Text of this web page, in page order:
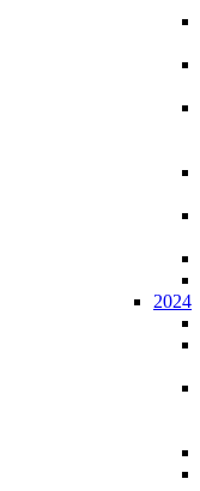
2024